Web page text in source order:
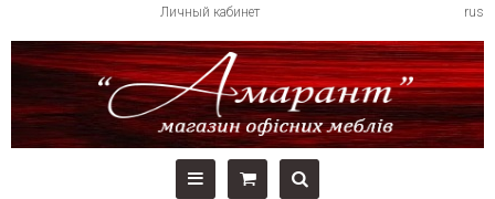
rus
Личный кабинет